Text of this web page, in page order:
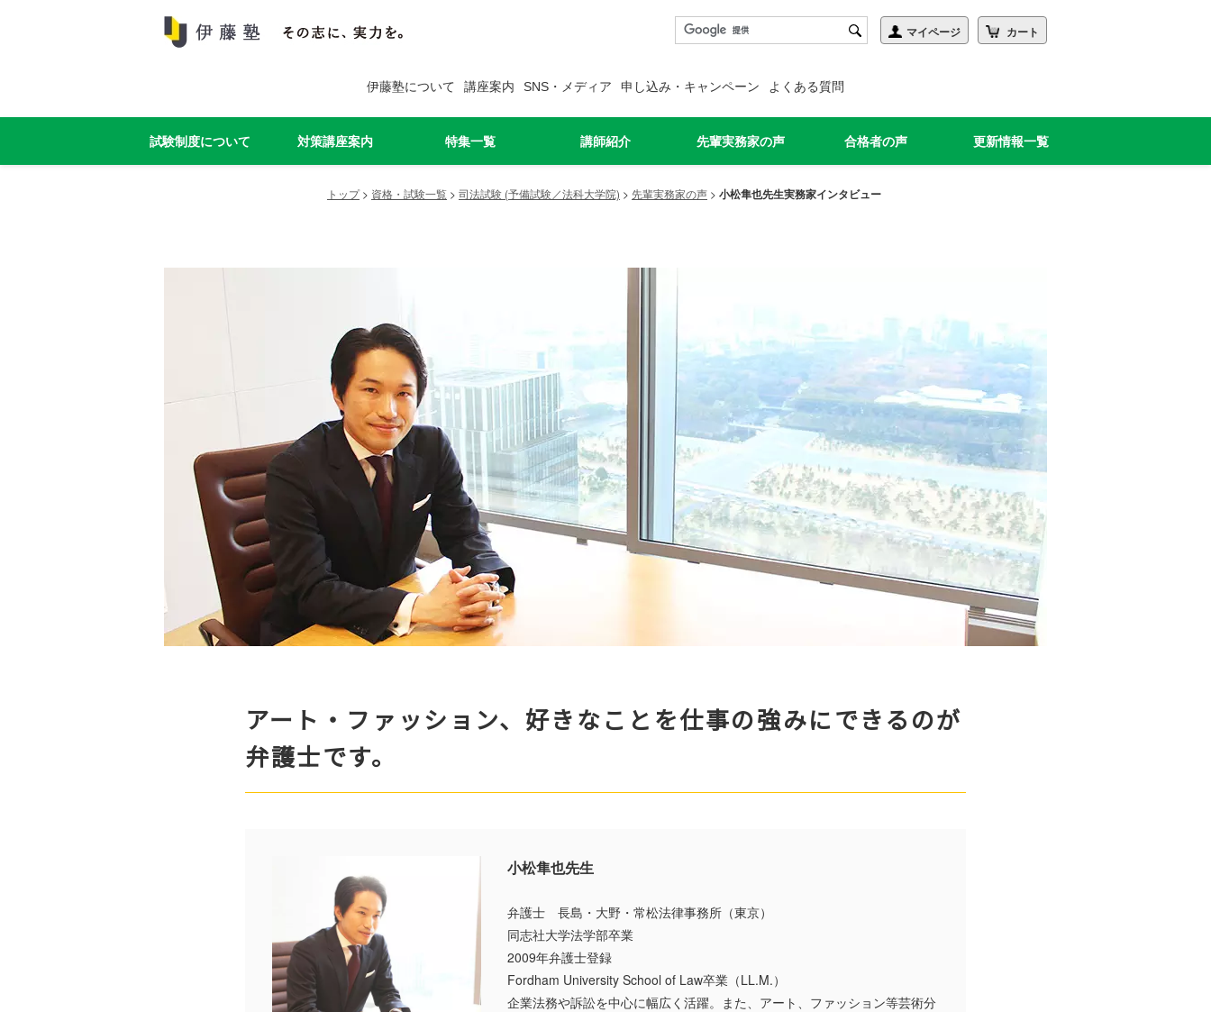
伊藤塾について 講座案内 SNS・メディア 申し込み・キャンペーン よくある質問
試験制度について 対策講座案内 特集一覧 講師紹介 先輩実務家の声 合格者の声 更新情報一覧
トップ> 資格・試験一覧 > 司法試験 (予備試験／法科大学院) > 先輩実務家の声 > 小松隼也先生実務家インタビュー
アート・ファッション、好きなことを仕事の強みにできるのが
弁護士です。
小松隼也先生
弁護士 長島・大野・常松法律事務所（東京）
同志社大学法学部卒業
2009年弁護士登録
Fordham University School of Law卒業（LL.M.）
企業法務や訴訟を中心に幅広く活躍。また、アート、ファッション等芸術分